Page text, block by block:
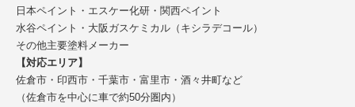
日本ペイント・エスケー化研・関西ペイント
水谷ペイント・大阪ガスケミカル（キシラデコール）
その他主要塗料メーカー
【対応エリア】
佐倉市・印西市・千葉市・富里市・酒々井町など
（佐倉市を中心に車で約50分圏内）